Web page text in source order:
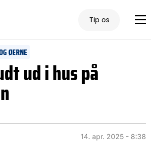
Tip os
ØERNE
ud i hus på
14. apr. 2025 - 8:38